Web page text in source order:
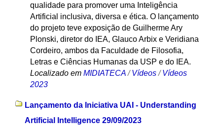
qualidade para promover uma Inteligência
Artificial inclusiva, diversa e ética. O lançamento
do projeto teve exposição de Guilherme Ary
Plonski, diretor do IEA, Glauco Arbix e Veridiana
Cordeiro, ambos da Faculdade de Filosofia,
Letras e Ciências Humanas da USP e do IEA.
Localizado em MIDIATECA /Vídeos /Vídeos
2023
Lançamento da Iniciativa UAI - Understanding
Artificial Intelligence 29/09/2023